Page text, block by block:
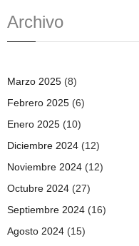
Archivo
Marzo 2025 (8)
Febrero 2025 (6)
Enero 2025 (10)
Diciembre 2024 (12)
Noviembre 2024 (12)
Octubre 2024 (27)
Septiembre 2024 (16)
Agosto 2024 (15)